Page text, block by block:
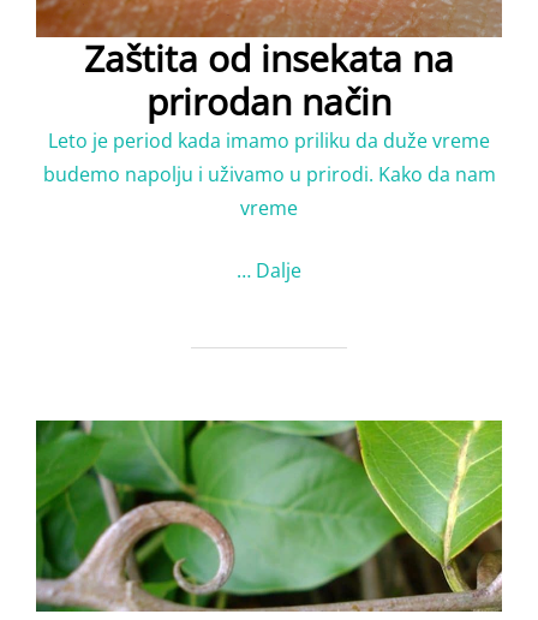
Zaštita od insekata na
prirodan način
Leto je period kada imamo priliku da duže vreme
budemo napolјu i uživamo u prirodi. Kako da nam
vreme
… Dalje